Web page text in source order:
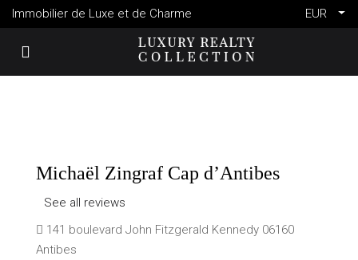
Immobilier de Luxe et de Charme EUR
Michaël Zingraf Cap d’Antibes
See all reviews
141 boulevard John Fitzgerald Kennedy 06160
Antibes